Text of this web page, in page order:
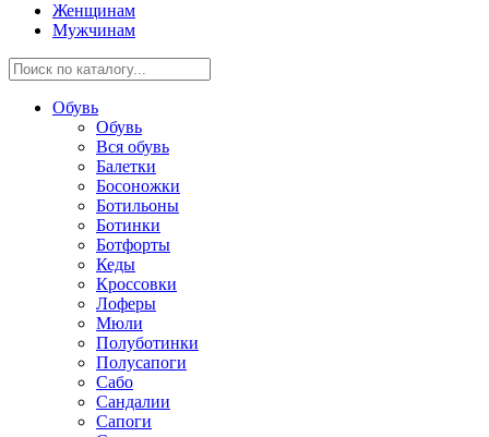
Женщинам
Мужчинам
Обувь
Обувь
Вся обувь
Балетки
Босоножки
Ботильоны
Ботинки
Ботфорты
Кеды
Кроссовки
Лоферы
Мюли
Полуботинки
Полусапоги
Сабо
Сандалии
Сапоги